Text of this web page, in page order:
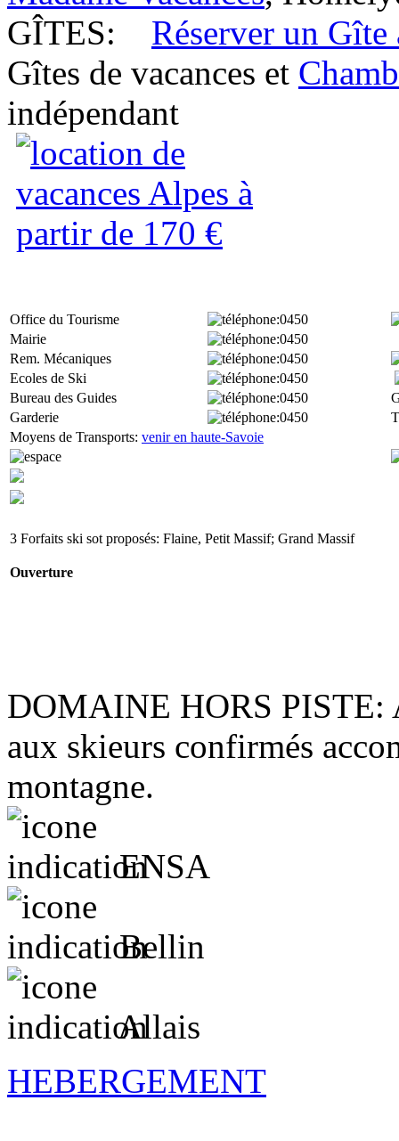
GÎTES:
Réserver un
Gîtes de vacances et
indépendant
Office du Tourisme
:0450
Mairie
:0450
Rem. Mécaniques
:0450
Ecoles de Ski
:0450
Bureau des Guides
:0450
Garderie
:0450
Moyens de Transports: venir en haute-Savoie
3 Forfaits ski sot proposés: Flaine, Petit Massif; Grand Massif
Ouverture
DOMAINE HORS PISTE:
aux skieurs confirmés
montagne.
ENSA
Bellin
Allais
HEBERGEMENT